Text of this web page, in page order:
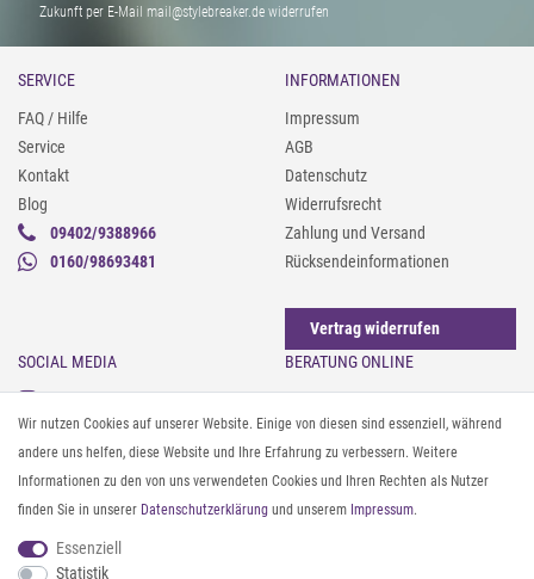
Zukunft per E-Mail mail@stylebreaker.de widerrufen
SERVICE
FAQ / Hilfe
Service
Kontakt
Blog
09402/9388966
0160/98693481
INFORMATIONEN
Impressum
AGB
Datenschutz
Widerrufsrecht
Zahlung und Versand
Rücksendeinformationen
Vertrag widerrufen
SOCIAL MEDIA
Instagram
Facebook
Pinterest
Twitter
Youtube
Threads
BERATUNG ONLINE
Gürtel messen & kürzen
Sonnenbrillen & UV-Schutz
Textilpflege
Textil- und Material-Guide
Geldbörse richtig organisieren
Wir nutzen Cookies auf unserer Website. Einige von diesen sind essenziell, während
andere uns helfen, diese Website und Ihre Erfahrung zu verbessern. Weitere
Informationen zu den von uns verwendeten Cookies und Ihren Rechten als Nutzer
finden Sie in unserer Daten­schutz­erklärung und unserem Impressum.
Essenziell
Statistik